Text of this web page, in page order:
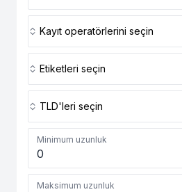
Kayıt operatörlerini seçin
Etiketleri seçin
TLD'leri seçin
Minimum uzunluk
Maksimum uzunluk